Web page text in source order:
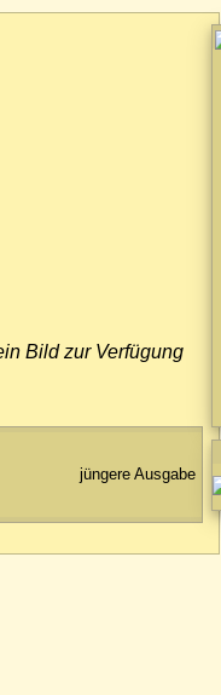
Bild zur Verfügung
jüngere Ausgabe